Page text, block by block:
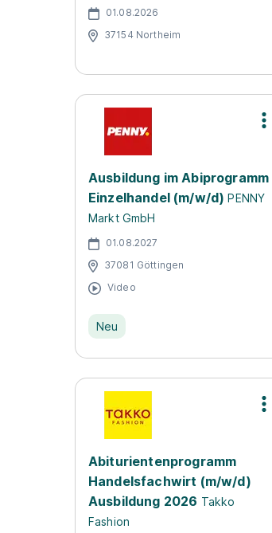
01.08.2026
37154 Northeim
Ausbildung im Abiprogramm
Einzelhandel (m/w/d) PENNY
Markt GmbH
01.08.2027
37081 Göttingen
Video
Neu
Abiturientenprogramm
Handelsfachwirt (m/w/d)
Ausbildung 2026 Takko
Fashion